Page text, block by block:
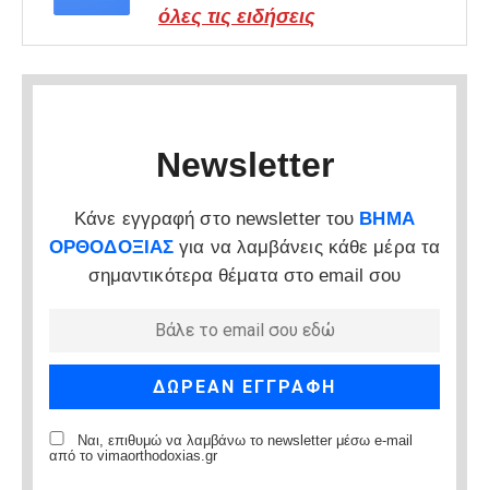
όλες τις ειδήσεις
Newsletter
Κάνε εγγραφή στο newsletter του ΒΗΜΑ
ΟΡΘΟΔΟΞΙΑΣ για να λαμβάνεις κάθε μέρα τα
σημαντικότερα θέματα στο email σου
Ναι, επιθυμώ να λαμβάνω το newsletter μέσω e-mail
από το vimaorthodoxias.gr